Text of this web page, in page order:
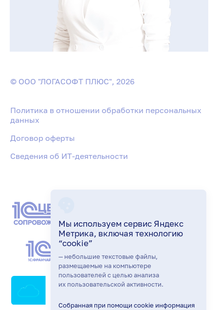
Мы используем сервис Яндекс
Метрика, включая технологию
“cookie”
— небольшие текстовые файлы,
размещаемые на компьютере
пользователей с целью анализа
их пользовательской активности.
Собранная при помощи cookie информация
© ООО "ЛОГАСОФТ ПЛЮС", 2026
Политика в отношении обработки персональных
данных
Договор оферты
Сведения об ИТ-деятельности